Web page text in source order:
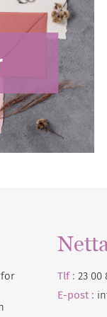
Tlf : 23 00
E-post :